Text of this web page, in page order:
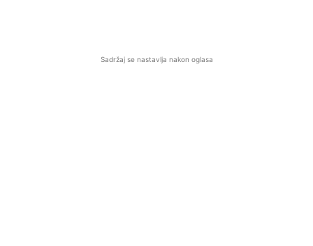
Sadržaj se nastavlja nakon oglasa